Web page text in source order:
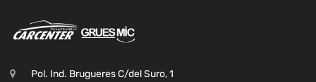
Pol. Ind. Brugueres C/del Suro, 1